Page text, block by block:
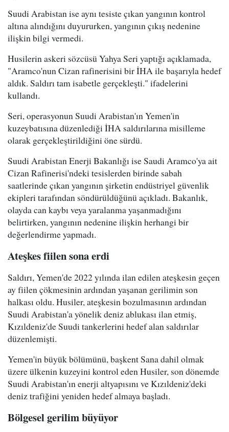
Suudi Arabistan ise aynı tesiste çıkan yangının kontrol
altına alındığını duyururken, yangının çıkış nedenine
ilişkin bilgi vermedi.
Husilerin askeri sözcüsü Yahya Seri yaptığı açıklamada,
"Aramco'nun Cizan rafinerisini bir İHA ile başarıyla hedef
aldık. Saldırı tam isabetle gerçekleşti." ifadelerini
kullandı.
Seri, operasyonun Suudi Arabistan'ın Yemen'in
kuzeybatısına düzenlediği İHA saldırılarına misilleme
olarak gerçekleştirildiğini öne sürdü.
Suudi Arabistan Enerji Bakanlığı ise Saudi Aramco'ya ait
Cizan Rafinerisi'ndeki tesislerden birinde sabah
saatlerinde çıkan yangının şirketin endüstriyel güvenlik
ekipleri tarafından söndürüldüğünü açıkladı. Bakanlık,
olayda can kaybı veya yaralanma yaşanmadığını
belirtirken, yangının nedenine ilişkin herhangi bir
değerlendirme yapmadı.
Ateşkes fiilen sona erdi
Saldırı, Yemen'de 2022 yılında ilan edilen ateşkesin geçen
ay fiilen çökmesinin ardından yaşanan gerilimin son
halkası oldu. Husiler, ateşkesin bozulmasının ardından
Suudi Arabistan'a yönelik deniz ablukası ilan etmiş,
Kızıldeniz'de Suudi tankerlerini hedef alan saldırılar
düzenlemişti.
Yemen'in büyük bölümünü, başkent Sana dahil olmak
üzere ülkenin kuzeyini kontrol eden Husiler, son dönemde
Suudi Arabistan'ın enerji altyapısını ve Kızıldeniz'deki
deniz trafiğini yeniden hedef almaya başladı.
Bölgesel gerilim büyüyor